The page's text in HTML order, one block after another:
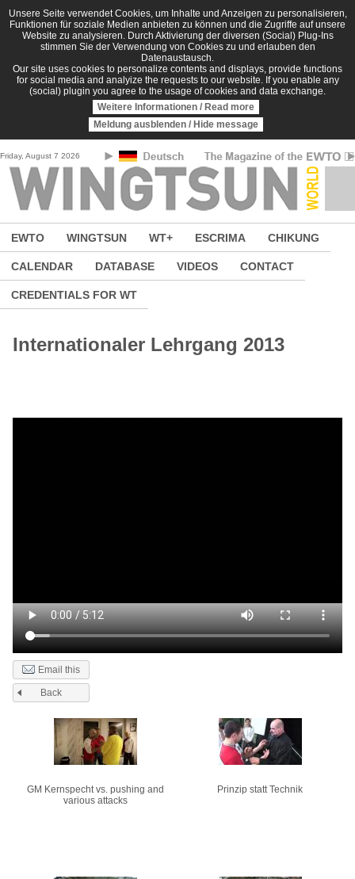
Skip to main content
Unsere Seite verwendet Cookies, um Inhalte und Anzeigen zu personalisieren,
Funktionen für soziale Medien anbieten zu können und die Zugriffe auf unsere
Website zu analysieren. Durch Aktivierung der diversen (Social) Plug-Ins
stimmen Sie der Verwendung von Cookies zu und erlauben den
Datenaustausch.
Our site uses cookies to personalize contents and displays, provide functions
for social media and analyize the requests to our website. If you enable any
(social) plugin you agree to the usage of cookies and data exchange.
Weitere Informationen / Read more
Meldung ausblenden / Hide message
Friday, August 7 2026
EWTO WINGTSUN WT+ ESCRIMA CHIKUNG
CALENDAR DATABASE VIDEOS CONTACT
CREDENTIALS FOR WT
Internationaler Lehrgang 2013
Email this
Back
GM Kernspecht vs. pushing and
various attacks
Prinzip statt Technik
Pages